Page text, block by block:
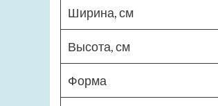
Ширина, см
Высота, см
Форма